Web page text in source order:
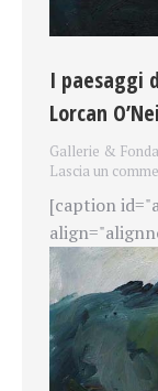
I paesaggi
Lorcan
Gallerie &
Lascia un
[caption